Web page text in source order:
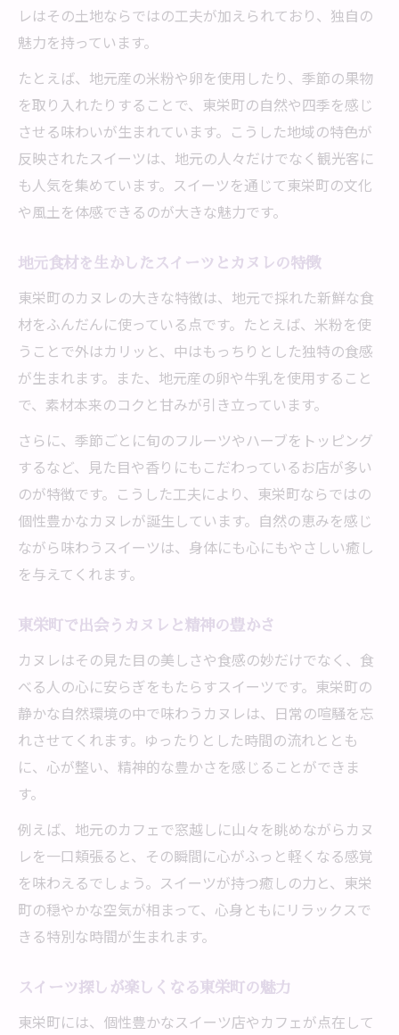
レはその土地ならではの工夫が加えられており、独自の
魅力を持っています。
たとえば、地元産の米粉や卵を使用したり、季節の果物
を取り入れたりすることで、東栄町の自然や四季を感じ
させる味わいが生まれています。こうした地域の特色が
反映されたスイーツは、地元の人々だけでなく観光客に
も人気を集めています。スイーツを通じて東栄町の文化
や風土を体感できるのが大きな魅力です。
地元食材を生かしたスイーツとカヌレの特徴
東栄町のカヌレの大きな特徴は、地元で採れた新鮮な食
材をふんだんに使っている点です。たとえば、米粉を使
うことで外はカリッと、中はもっちりとした独特の食感
が生まれます。また、地元産の卵や牛乳を使用すること
で、素材本来のコクと甘みが引き立っています。
さらに、季節ごとに旬のフルーツやハーブをトッピング
するなど、見た目や香りにもこだわっているお店が多い
のが特徴です。こうした工夫により、東栄町ならではの
個性豊かなカヌレが誕生しています。自然の恵みを感じ
ながら味わうスイーツは、身体にも心にもやさしい癒し
を与えてくれます。
東栄町で出会うカヌレと精神の豊かさ
カヌレはその見た目の美しさや食感の妙だけでなく、食
べる人の心に安らぎをもたらすスイーツです。東栄町の
静かな自然環境の中で味わうカヌレは、日常の喧騒を忘
れさせてくれます。ゆったりとした時間の流れととも
に、心が整い、精神的な豊かさを感じることができま
す。
例えば、地元のカフェで窓越しに山々を眺めながらカヌ
レを一口頬張ると、その瞬間に心がふっと軽くなる感覚
を味わえるでしょう。スイーツが持つ癒しの力と、東栄
町の穏やかな空気が相まって、心身ともにリラックスで
きる特別な時間が生まれます。
スイーツ探しが楽しくなる東栄町の魅力
東栄町には、個性豊かなスイーツ店やカフェが点在して